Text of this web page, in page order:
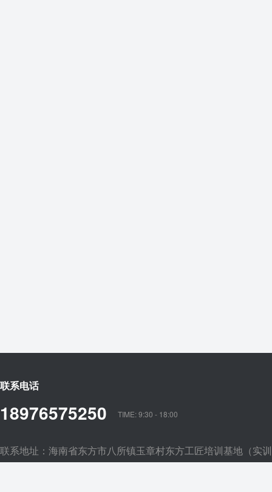
联系电话
18976575250 TIME: 9:30 - 18:00
联系地址：海南省东方市八所镇玉章村东方工匠培训基地（实